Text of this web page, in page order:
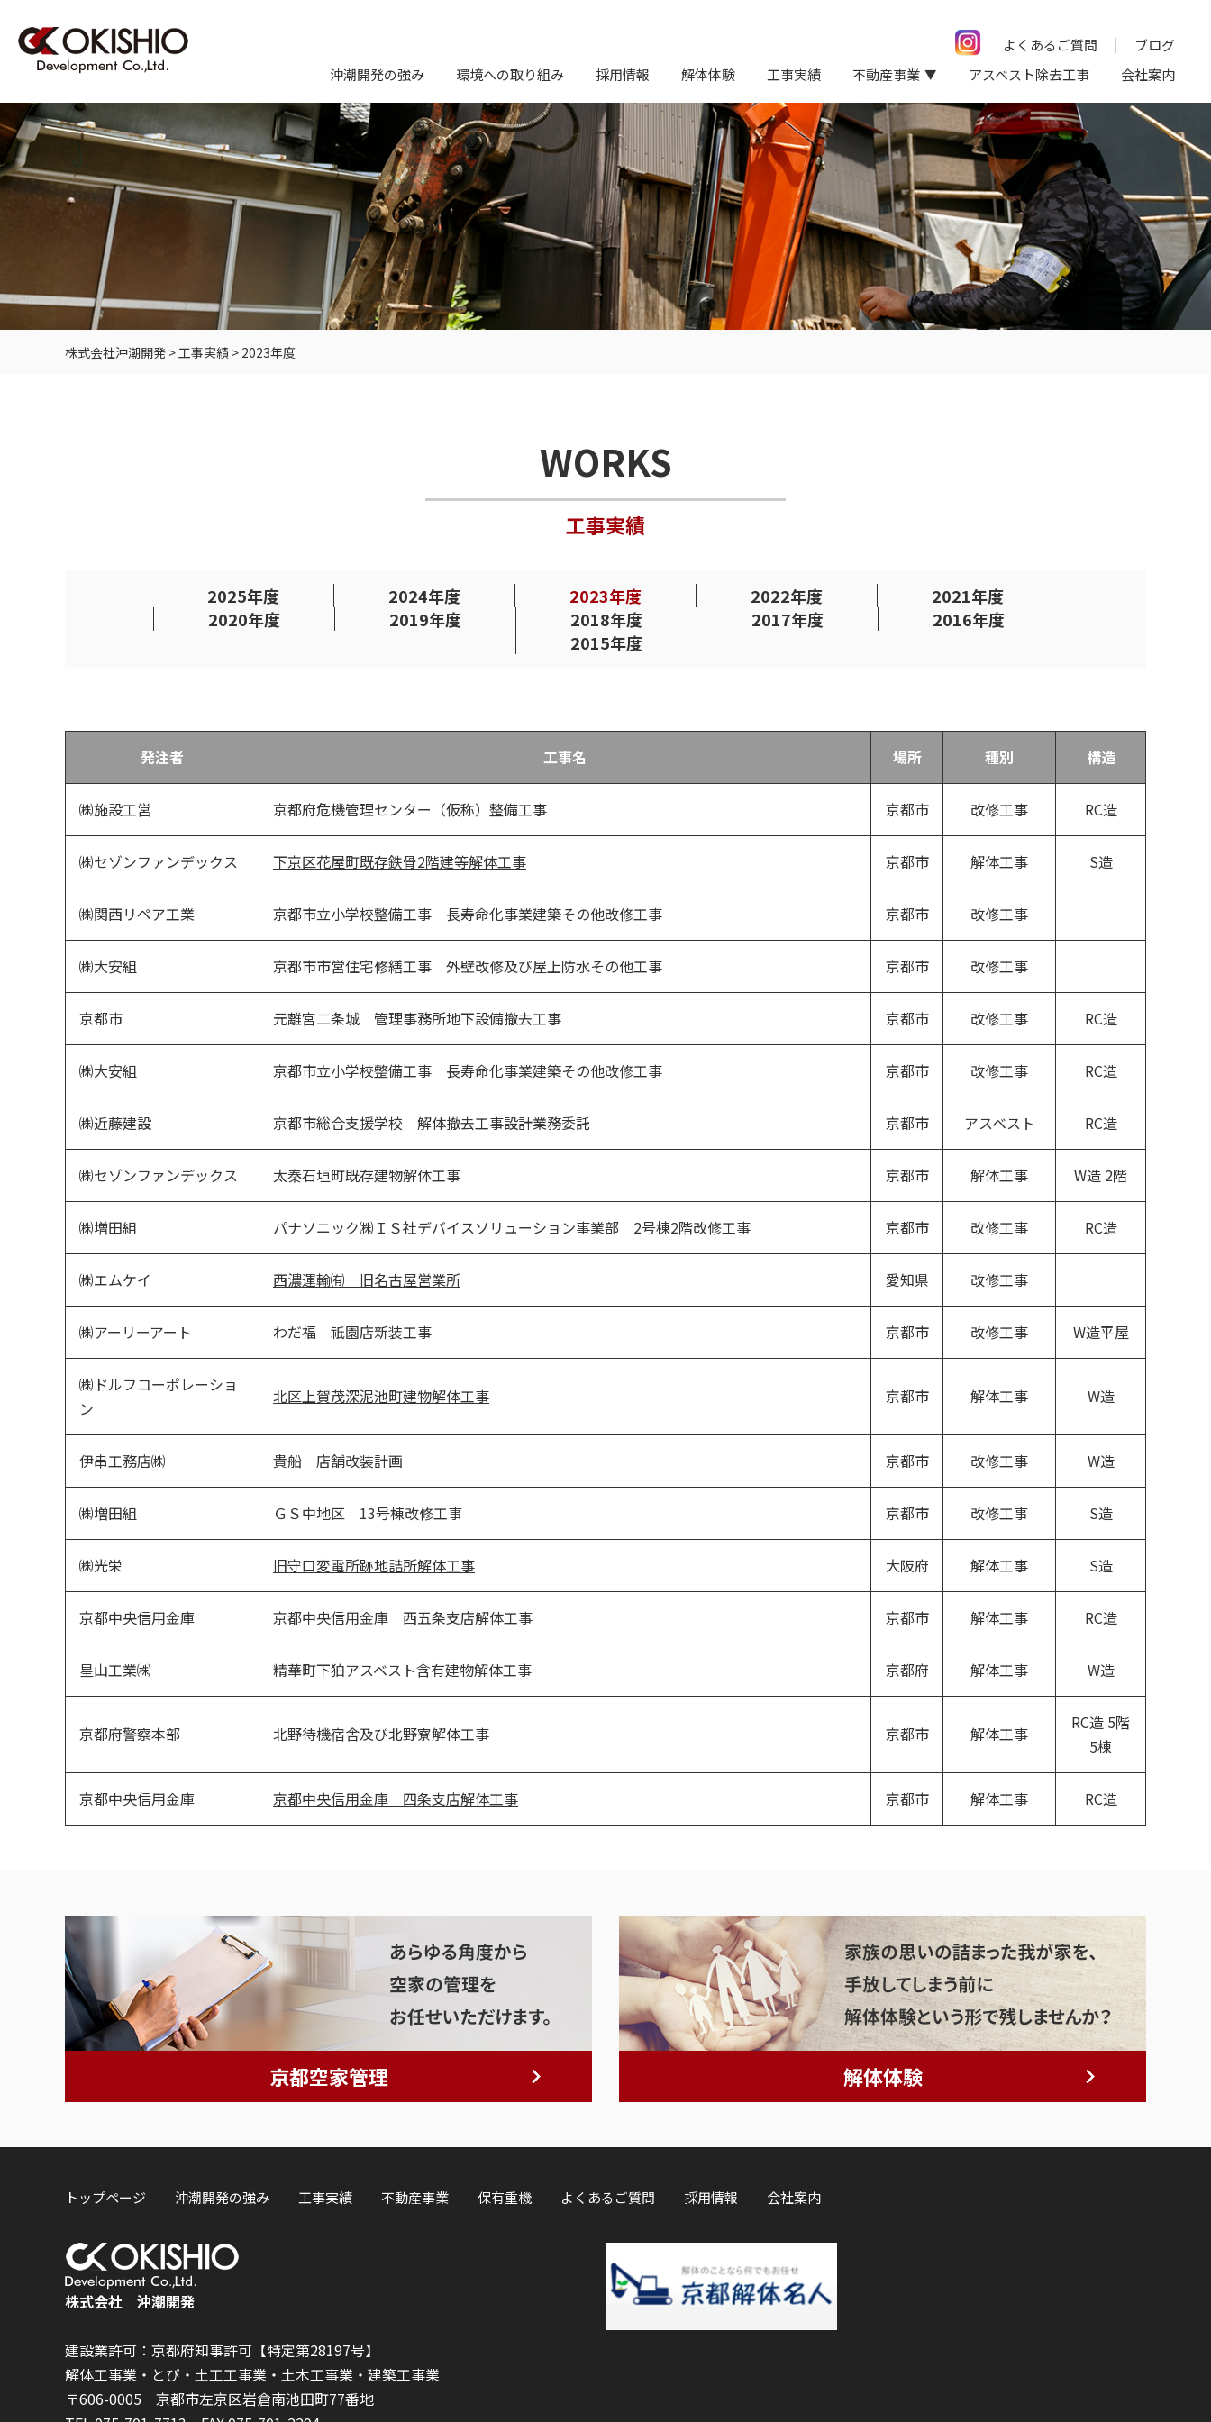
よくあるご質問
ブログ
沖潮開発の強み
環境への取り組み 採用情報 解体体験 工事実績 不動産事業 アスベスト除去工事 会社案内
株式会社沖潮開発 >工事実績 > 2023年度
WORKS
工事実績
2025年度 2024年度 2023年度 2022年度
2021年度
2020年度
2019年度 2018年度 2017年度
2016年度
2015年度
発注者 工事名 場所 種別 構造
㈱施設工営 京都府危機管理センター（仮称）整備工事 京都市 改修工事 RC造
㈱セゾンファンデックス 下京区花屋町既存鉄骨2階建等解体工事 京都市 解体工事 S造
㈱関西リペア工業 京都市立小学校整備工事 長寿命化事業建築その他改修工事 京都市 改修工事
㈱大安組 京都市市営住宅修繕工事 外壁改修及び屋上防水その他工事 京都市 改修工事
京都市 元離宮二条城 管理事務所地下設備撤去工事 京都市 改修工事 RC造
㈱大安組 京都市立小学校整備工事 長寿命化事業建築その他改修工事 京都市 改修工事 RC造
㈱近藤建設 京都市総合支援学校 解体撤去工事設計業務委託 京都市 アスベスト RC造
㈱セゾンファンデックス 太秦石垣町既存建物解体工事 京都市 解体工事 W造 2階
㈱増田組 パナソニック㈱ＩＳ社デバイスソリューション事業部 2号棟2階改修工事 京都市 改修工事 RC造
㈱エムケイ 西濃運輸㈲ 旧名古屋営業所 愛知県 改修工事
㈱アーリーアート わだ福 祇園店新装工事 京都市 改修工事 W造平屋
㈱ドルフコーポレーショ
ン
北区上賀茂深泥池町建物解体工事 京都市 解体工事 W造
伊串工務店㈱ 貴船 店舗改装計画 京都市 改修工事 W造
㈱増田組 ＧＳ中地区 13号棟改修工事 京都市 改修工事 S造
㈱光栄 旧守口変電所跡地詰所解体工事 大阪府 解体工事 S造
京都中央信用金庫 京都中央信用金庫 西五条支店解体工事 京都市 解体工事 RC造
星山工業㈱ 精華町下狛アスベスト含有建物解体工事 京都府 解体工事 W造
京都府警察本部 北野待機宿舎及び北野寮解体工事 京都市 解体工事
RC造 5階
5棟
京都中央信用金庫 京都中央信用金庫 四条支店解体工事 京都市 解体工事 RC造
京都空家管理 解体体験
トップページ 沖潮開発の強み 工事実績 不動産事業 保有重機 よくあるご質問 採用情報 会社案内
株式会社 沖潮開発
建設業許可：京都府知事許可【特定第28197号】
解体工事業・とび・土工工事業・土木工事業・建築工事業
〒606-0005 京都市左京区岩倉南池田町77番地